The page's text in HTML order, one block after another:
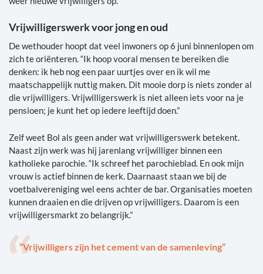
Vrijwilligerswerk voor jong en oud
De wethouder hoopt dat veel inwoners op 6 juni binnenlopen om
zich te oriënteren. “Ik hoop vooral mensen te bereiken die
denken: ik heb nog een paar uurtjes over en ik wil me
maatschappelijk nuttig maken. Dit mooie dorp is niets zonder al
die vrijwilligers. Vrijwilligerswerk is niet alleen iets voor na je
pensioen; je kunt het op iedere leeftijd doen.”
Zelf weet Bol als geen ander wat vrijwilligerswerk betekent.
Naast zijn werk was hij jarenlang vrijwilliger binnen een
katholieke parochie. “Ik schreef het parochieblad. En ook mijn
vrouw is actief binnen de kerk. Daarnaast staan we bij de
voetbalvereniging wel eens achter de bar. Organisaties moeten
kunnen draaien en die drijven op vrijwilligers. Daarom is een
vrijwilligersmarkt zo belangrijk.”
“Vrijwilligers zijn het cement van de samenleving”